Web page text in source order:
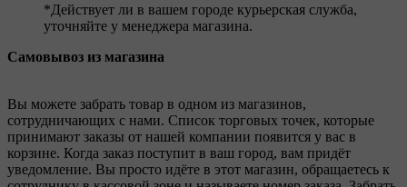
*Действует ли в вашем городе курьерская служба,
уточняйте у менеджера магазина.
Самовывоз из магазина
Вы можете забрать товар в одном из магазинов,
сотрудничающих с нами. Список торговых точек, которые
принимают заказы от нашей компании появится у вас в
корзине. Когда заказ поступит в ваш город, вам придёт
уведомление. Вы просто идёте в этот магазин, обращаетесь к